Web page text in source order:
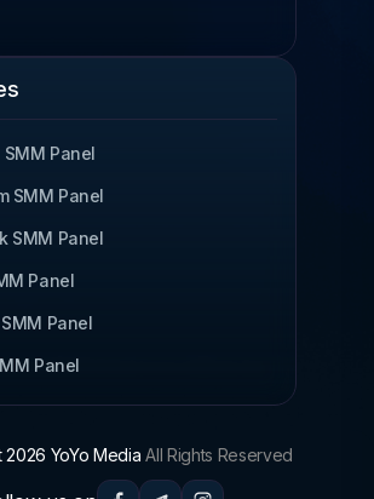
Brazil
South Korea
Panel
SMM Panel
SMM Panel
Panel
Panel
Panel
YoYo MediaAll Rights Reserved